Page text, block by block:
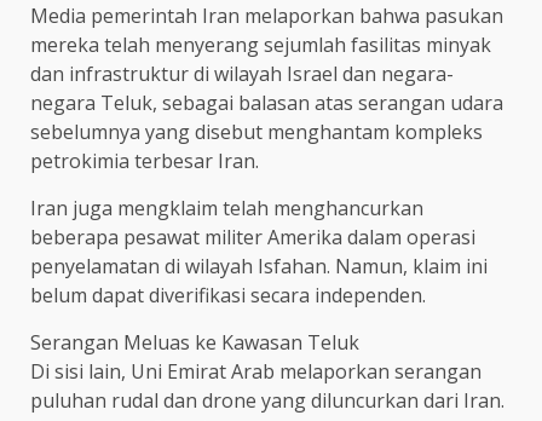
Media pemerintah Iran melaporkan bahwa pasukan
mereka telah menyerang sejumlah fasilitas minyak
dan infrastruktur di wilayah Israel dan negara-
negara Teluk, sebagai balasan atas serangan udara
sebelumnya yang disebut menghantam kompleks
petrokimia terbesar Iran.
Iran juga mengklaim telah menghancurkan
beberapa pesawat militer Amerika dalam operasi
penyelamatan di wilayah Isfahan. Namun, klaim ini
belum dapat diverifikasi secara independen.
Serangan Meluas ke Kawasan Teluk
Di sisi lain, Uni Emirat Arab melaporkan serangan
puluhan rudal dan drone yang diluncurkan dari Iran.